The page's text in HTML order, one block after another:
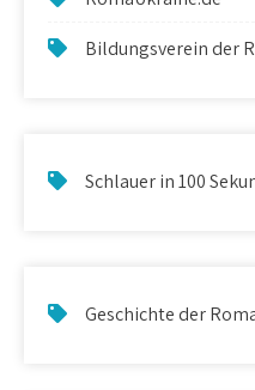
Bildungsverein der
Schlauer in 100
Geschichte der